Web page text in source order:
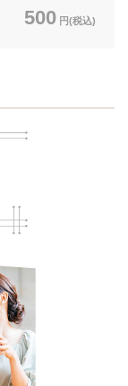
500 円(税込)